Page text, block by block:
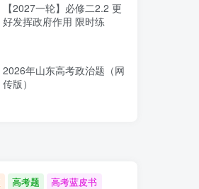
优劣势
【2027一轮】必修二2.2 更
好发挥政府作用 限时练
2026年山东高考政治题（网
传版）
高考题
高考蓝皮书